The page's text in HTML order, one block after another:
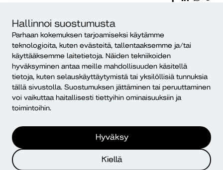
Hallinnoi suostumusta
Parhaan kokemuksen tarjoamiseksi käytämme
teknologioita, kuten evästeitä, tallentaaksemme ja/tai
käyttääksemme laitetietoja. Näiden tekniikoiden
hyväksyminen antaa meille mahdollisuuden käsitellä
tietoja, kuten selauskäyttäytymistä tai yksilöllisiä tunnuksia
tällä sivustolla. Suostumuksen jättäminen tai peruuttaminen
voi vaikuttaa haitallisesti tiettyihin ominaisuuksiin ja
toimintoihin.
Hyväksy
Kiellä
Lisää tapahtumia
Jännän Äärellä -vertaisryhmät:
12.5.2026 – 22.10.2026